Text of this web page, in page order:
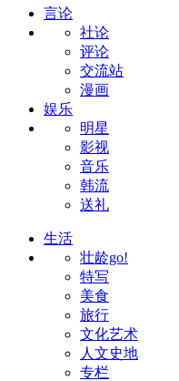
言论
社论
评论
交流站
漫画
娱乐
明星
影视
音乐
韩流
送礼
生活
壮龄go!
特写
美食
旅行
文化艺术
人文史地
专栏